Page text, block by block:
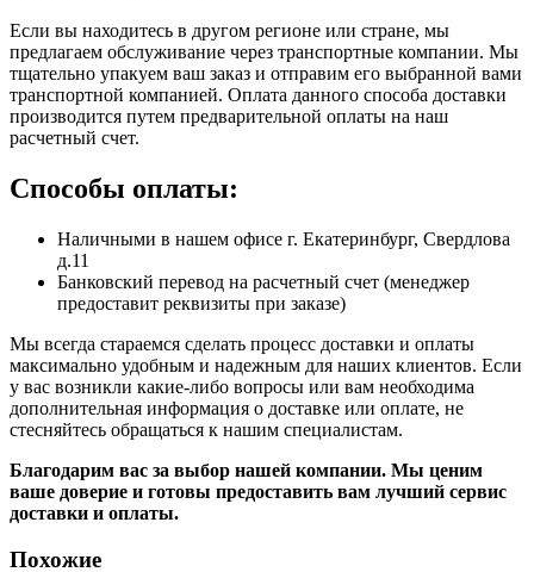
Если вы находитесь в другом регионе или стране, мы
предлагаем обслуживание через транспортные компании. Мы
тщательно упакуем ваш заказ и отправим его выбранной вами
транспортной компанией. Оплата данного способа доставки
производится путем предварительной оплаты на наш
расчетный счет.
Способы оплаты:
Наличными в нашем офисе г. Екатеринбург, Свердлова
д.11
Банковский перевод на расчетный счет (менеджер
предоставит реквизиты при заказе)
Мы всегда стараемся сделать процесс доставки и оплаты
максимально удобным и надежным для наших клиентов. Если
у вас возникли какие-либо вопросы или вам необходима
дополнительная информация о доставке или оплате, не
стесняйтесь обращаться к нашим специалистам.
Благодарим вас за выбор нашей компании. Мы ценим
ваше доверие и готовы предоставить вам лучший сервис
доставки и оплаты.
Похожие